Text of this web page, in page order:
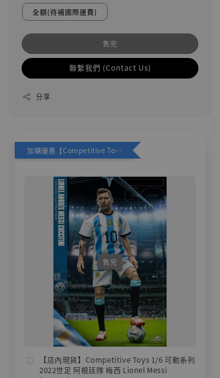
全額(待補國際運費)
售完
聯繫我們 (Contact Us)
分享
加購優惠【Competitive Toys 梅西 [CM001]】
售完
【店內現貨】Competitive Toys 1/6 可動系列
2022世足 阿根廷隊 梅西 Lionel Messi